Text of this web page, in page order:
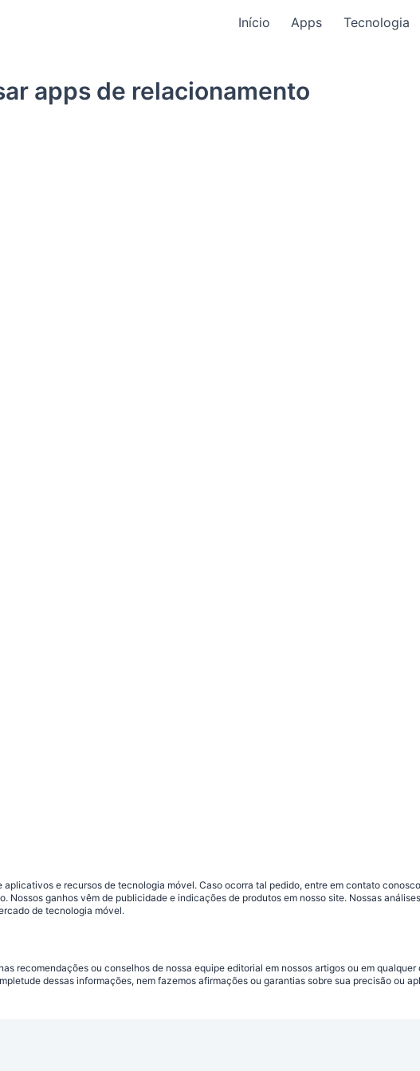
Início Apps Tecnologia
apps de relacionamento
e recursos de tecnologia móvel. Caso ocorra tal pedido, entre em contato
ganhos vêm de publicidade e indicações de produtos em nosso site. Nossas
de tecnologia móvel.
recomendações ou conselhos de nossa equipe editorial em nossos artigos ou em
dessas informações, nem fazemos afirmações ou garantias sobre sua precisão ou